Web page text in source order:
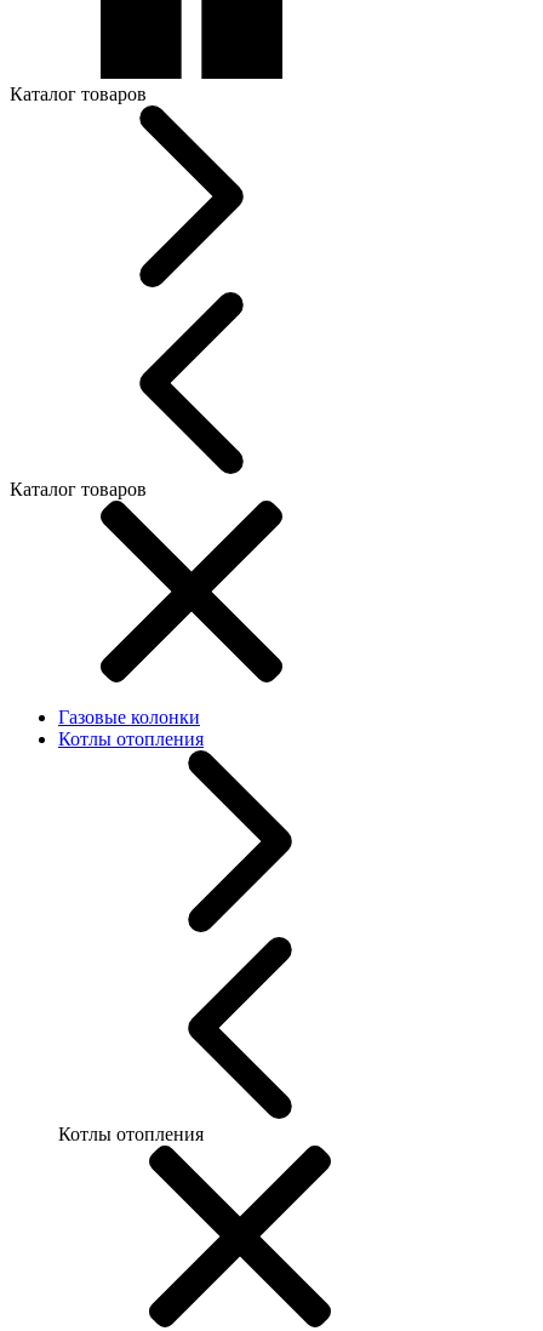
Каталог товаров
Каталог товаров
Газовые колонки
Котлы отопления
Котлы отопления